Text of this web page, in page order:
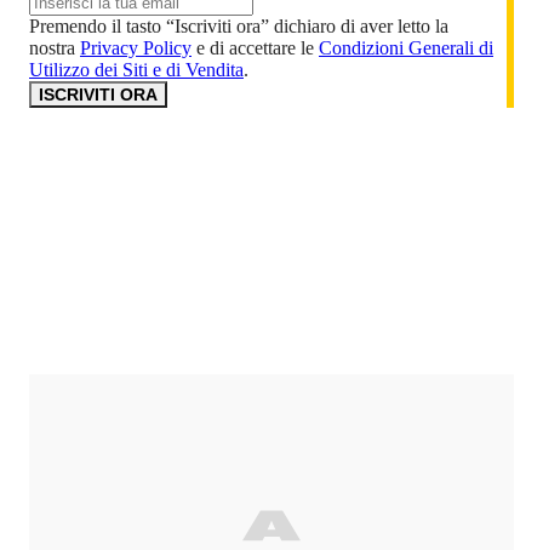
Premendo il tasto “Iscriviti ora” dichiaro di aver letto la
nostra Privacy Policy e di accettare le Condizioni Generali di
Utilizzo dei Siti e di Vendita.
ISCRIVITI ORA